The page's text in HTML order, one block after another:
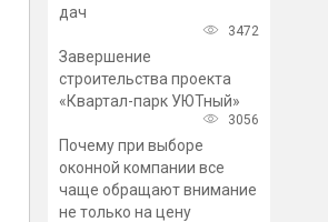
дач
3472
Завершение
строительства проекта
«Квартал-парк УЮТный»
3056
Почему при выборе
оконной компании все
чаще обращают внимание
не только на цену